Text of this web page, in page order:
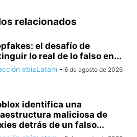
relacionados
el desafío de
lo real de lo falso en...
ebizLatam - 6 de agosto de 2026
identifica una
maliciosa de
detrás de un falso...